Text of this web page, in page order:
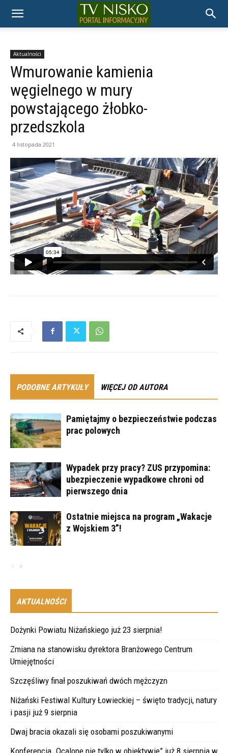
TELEWIZJA
NISKO
Aktualności
Wmurowanie kamienia
węgielnego w mury
powstającego żłobko-
przedszkola
4 listopada 2021
PODOBNE ARTYKUŁY WIĘCEJ OD AUTORA
Pamiętajmy o bezpieczeństwie podczas
prac polowych
Wypadek przy pracy? ZUS przypomina:
ubezpieczenie wypadkowe chroni od
pierwszego dnia
Ostatnie miejsca na program „Wakacje
z Wojskiem 3”!
AKTUALNOŚCI
Dożynki Powiatu Niżańskiego już 23 sierpnia!
Zmiana na stanowisku dyrektora Branżowego Centrum
Umiejętności
Szczęśliwy finał poszukiwań dwóch mężczyzn
Niżański Festiwal Kultury Łowieckiej – święto tradycji, natury
i pasji już 9 sierpnia
Dwaj bracia okazali się osobami poszukiwanymi
Konferencja „Ocalone nie tylko w obiektywie” już 8 sierpnia w